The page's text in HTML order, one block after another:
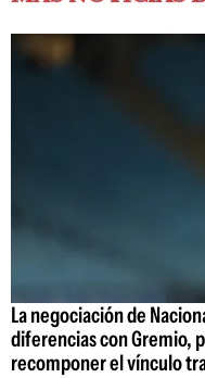
La negociación de
diferencias con Gremio,
recomponer el vínculo